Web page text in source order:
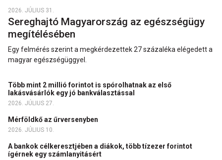
2026. JÚLIUS 31.
Sereghajtó Magyarország az egészségügy
megítélésében
Egy felmérés szerint a megkérdezettek 27 százaléka elégedett a
magyar egészségüggyel.
Több mint 2 millió forintot is spórolhatnak az első
lakásvásárlók egy jó bankválasztással
2026. JÚLIUS 27.
Mérföldkő az űrversenyben
2026. JÚLIUS 10.
A bankok célkeresztjében a diákok, több tízezer forintot
ígérnek egy számlanyitásért